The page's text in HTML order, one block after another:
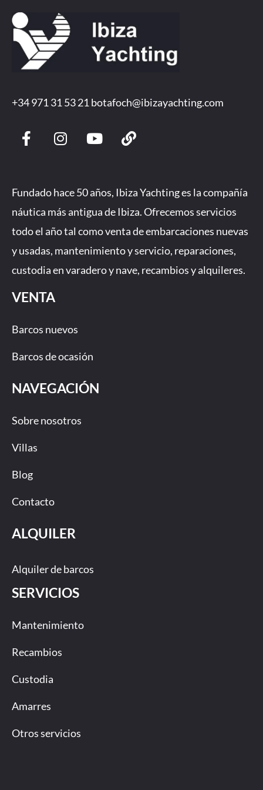
+34 971 31 53 21 botafoch@ibizayachting.com
F
a
b
o
o
k
-
f
I
n
a
g
r
a
m
Y
o
u
e
L
i
Fundado hace 50 años, Ibiza Yachting es la compañía
náutica más antigua de Ibiza. Ofrecemos servicios
todo el año tal como venta de embarcaciones nuevas
y usadas, mantenimiento y servicio, reparaciones,
custodia en varadero y nave, recambios y alquileres.
VENTA
Barcos nuevos
Barcos de ocasión
NAVEGACIÓN
Sobre nosotros
Villas
Blog
Contacto
ALQUILER
Alquiler de barcos
SERVICIOS
Mantenimiento
Recambios
Custodia
Amarres
Otros servicios